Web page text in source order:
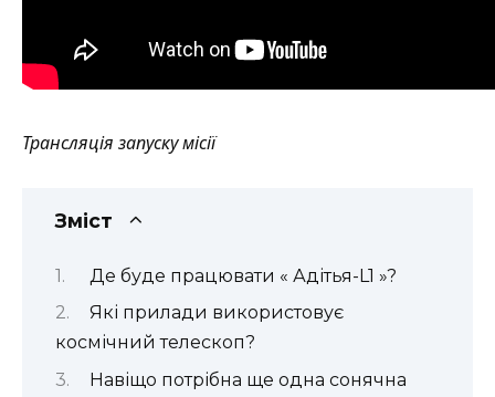
Трансляція запуску місії
Зміст
Де буде працювати « Адітья-L1 »?
Які прилади використовує
космічний телескоп?
Навіщо потрібна ще одна сонячна